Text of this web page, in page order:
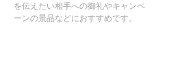
を伝えたい相手への御礼やキャンペ
ーンの景品などにおすすめです。